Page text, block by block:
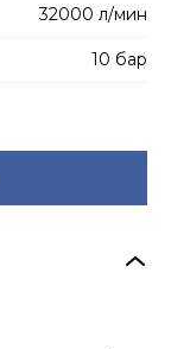
32000 л/мин
10 бар